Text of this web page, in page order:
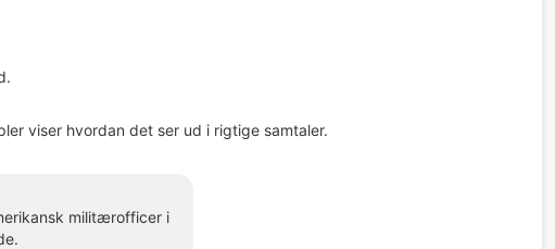
viser hvordan det ser ud i rigtige samtaler.
militærofficer i